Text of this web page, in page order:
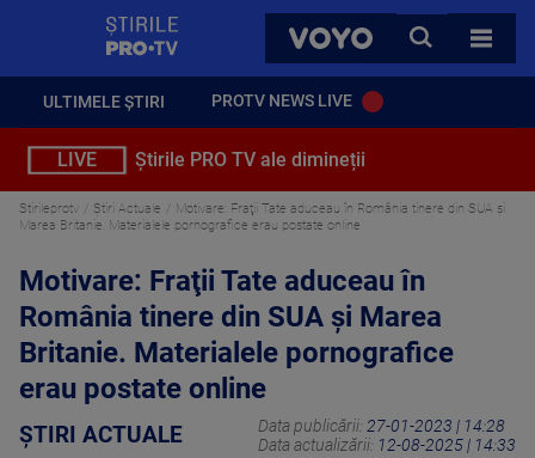
VOYO
CAUTA
TOATE
ULTIMELE ȘTIRI PROTV NEWS LIVE
LIVE Știrile PRO TV ale dimineții
Stirileprotv Știri Actuale
Motivare: Fraţii Tate aduceau în România tinere din SUA şi
Marea Britanie. Materialele pornografice erau postate online
Motivare: Fraţii Tate aduceau în
România tinere din SUA şi Marea
Britanie. Materialele pornografice
erau postate online
ȘTIRI ACTUALE Data publicării: 27-01-2023 | 14:28
Data actualizării: 12-08-2025 | 14:33